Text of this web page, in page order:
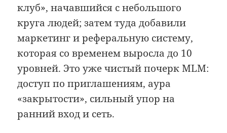
клуб», начавшийся с небольшого
круга людей; затем туда добавили
маркетинг и реферальную систему,
которая со временем выросла до 10
уровней. Это уже чистый почерк MLM:
доступ по приглашениям, аура
«закрытости», сильный упор на
ранний вход и сеть.